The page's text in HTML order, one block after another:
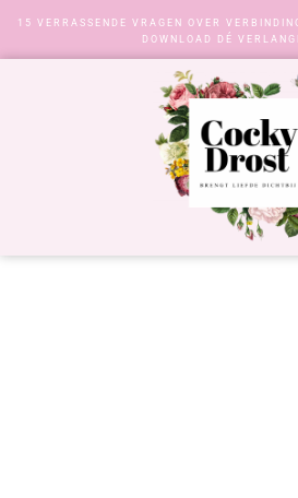
15 VERRASSENDE VRAGEN OVER
DOWNLOAD DÉ